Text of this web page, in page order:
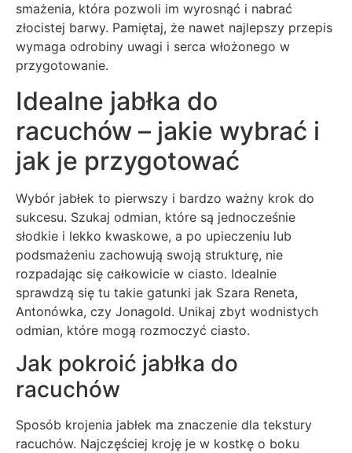
smażenia, która pozwoli im wyrosnąć i nabrać
złocistej barwy. Pamiętaj, że nawet najlepszy przepis
wymaga odrobiny uwagi i serca włożonego w
przygotowanie.
Idealne jabłka do
racuchów – jakie wybrać i
jak je przygotować
Wybór jabłek to pierwszy i bardzo ważny krok do
sukcesu. Szukaj odmian, które są jednocześnie
słodkie i lekko kwaskowe, a po upieczeniu lub
podsmażeniu zachowują swoją strukturę, nie
rozpadając się całkowicie w ciasto. Idealnie
sprawdzą się tu takie gatunki jak Szara Reneta,
Antonówka, czy Jonagold. Unikaj zbyt wodnistych
odmian, które mogą rozmoczyć ciasto.
Jak pokroić jabłka do
racuchów
Sposób krojenia jabłek ma znaczenie dla tekstury
racuchów. Najczęściej kroję je w kostkę o boku